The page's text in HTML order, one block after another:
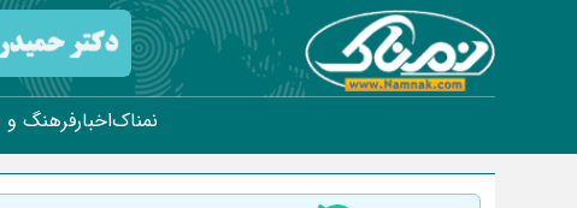
نمناکاخبارفرهنگ و